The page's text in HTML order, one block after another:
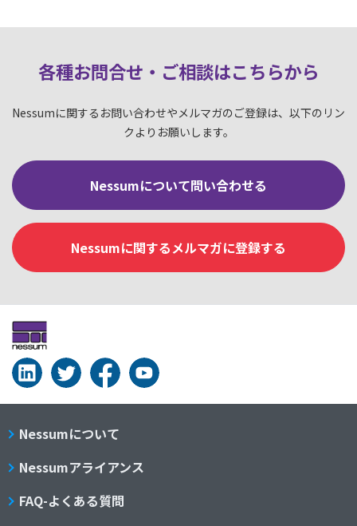
各種お問合せ・ご相談はこちらから
Nessumに関するお問い合わせやメルマガのご登録は、以下のリン
クよりお願いします。
Nessumについて問い合わせる
Nessumに関するメルマガに登録する
Nessumについて
Nessumアライアンス
FAQ-よくある質問